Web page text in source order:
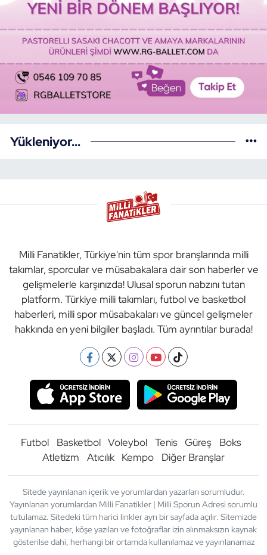
Yükleniyor...
Milli Fanatikler, Türkiye'nin tüm spor branşlarında milli
takımlar, sporcular ve müsabakalara dair son haberler ve
gelişmelerle karşınızda! Ulusal sporun nabzını tutan
platform. Türkiye milli takımları, futbol ve basketbol
haberleri, milli spor müsabakaları ve güncel gelişmeler
hakkında en yeni bilgiler başladı. Tüm ayrıntılar burada!
Futbol Basketbol Voleybol Tenis Güreş
Boks
Atletizm
Atıcılık Kempo Diğer Branşlar
Sitede yayınlanan içerik ve yorumlardan yazarları sorumludur.
Yayınlanan yorumlardan Milli Fanatikler | Milli Sporun Adresi sorumlu
tutulamaz. Sitedeki tüm harici linkler ayrı bir sayfada açılır. Sitemizde
yayınlanan haber, köşe yazıları ve fotoğraflar izin alınmaksızın kaynak
gösterilse dahi, herhangi bir ortamda kullanılamaz ve yayınlanamaz